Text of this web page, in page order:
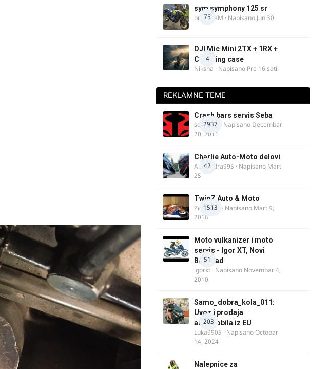
75
sym symphony 125 sr
brankoXM · Napisano Jun 30
4
DJI Mic Mini 2TX + 1RX +
Charging case
Niksha · Napisano Pre 16 sati
REKLAMNE TEME
2937
Crash bars servis Seba
seba011 · Napisano Decembar
20, 2011
42
Charlie Auto-Moto delovi
Alexandra995 · Napisano Mart
25
1513
TwinZ Auto & Moto
Zeljkamp · Napisano Mart 9,
2018
51
Moto vulkanizer i moto
servis - Igor XT, Novi
Beograd
igorxt · Napisano Novembar 4,
2010
203
Samo_dobra_kola_011:
Uvoz i prodaja
automobila iz EU
Luka9905 · NapisanoOctobar
14, 2024
Nalepnice za